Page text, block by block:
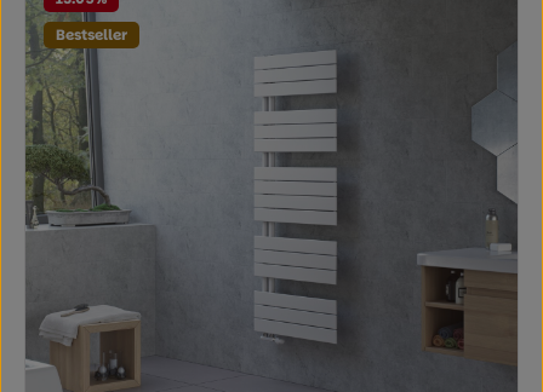
Bestseller